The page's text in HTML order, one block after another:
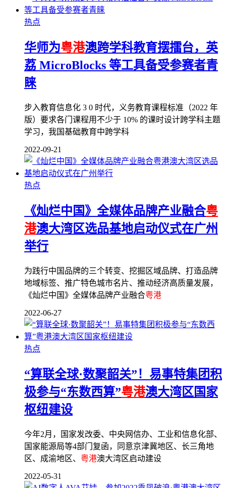
热点
华师为粤港澳跨学科教育摆擂台，英
荔 MicroBlocks 等工具备受参赛者青
睐
步入教育信息化 3 0 时代，义务教育课程标准（2022 年
版）要求各门课程用不少于 10% 的课时设计跨学科主题
学习，我国基础教育中跨学科
2022-09-21
热点
《灿烂中国》全媒体品牌产业融合粤
港澳大湾区选品基地启动仪式在广州
举行
为践行中国品牌的三个转变、挖掘区域品牌、打造品牌
地域标签、推广特色城市名片、推动经济高质量发展，
《灿烂中国》全媒体品牌产业融合粤港
2022-06-27
热点
“算联全球·数聚韶关”！易事特集团积
极参与“东数西算”粤港澳大湾区国家
枢纽建设
今年2月，国家发改委、中央网信办、工业和信息化部、
国家能源局等4部门复函，同意京津冀地区、长三角地
区、成渝地区、 粤港澳大湾区启动建设
2022-05-31